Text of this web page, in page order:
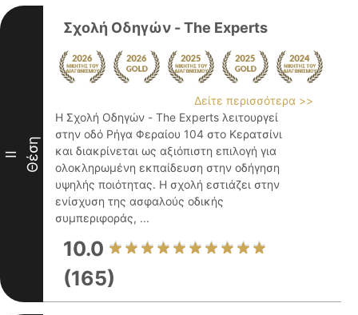
II Θέση
Σχολή Οδηγών - The Experts
Δείτε περισσότερα >>
Η Σχολή Οδηγών - The Experts λειτουργεί
στην οδό Ρήγα Φεραίου 104 στο Κερατσίνι
και διακρίνεται ως αξιόπιστη επιλογή για
ολοκληρωμένη εκπαίδευση στην οδήγηση
υψηλής ποιότητας. Η σχολή εστιάζει στην
ενίσχυση της ασφαλούς οδικής
συμπεριφοράς, ...
10.0
(165)